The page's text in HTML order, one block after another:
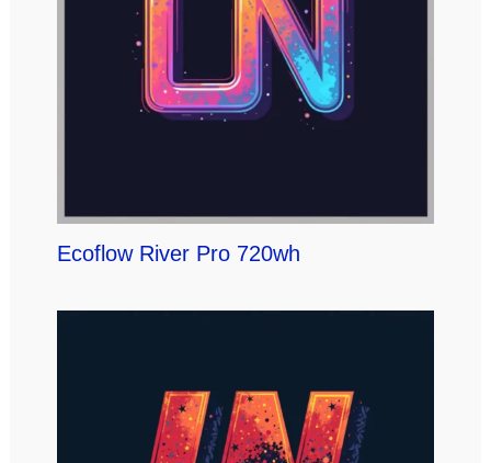
Ecoflow River Pro 720wh